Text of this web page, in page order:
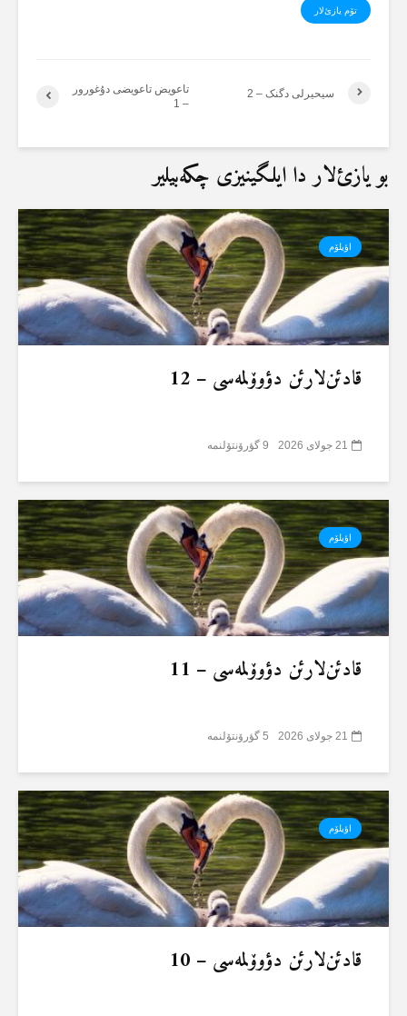
تۆم یازئ‌لار
تاعویض تاعویضی دۇغورور
– 1
سیحیرلی دگنک – 2
بو یازئ‌لار دا ایلگینیزی چکەبیلیر
اؤیلۆم
قادئن‌لارئن دؤوۆلمەسی – 12
21 جولای 2026 9 گؤرۆنتۆلنمە
اؤیلۆم
قادئن‌لارئن دؤوۆلمەسی – 11
21 جولای 2026 5 گؤرۆنتۆلنمە
اؤیلۆم
قادئن‌لارئن دؤوۆلمەسی – 10